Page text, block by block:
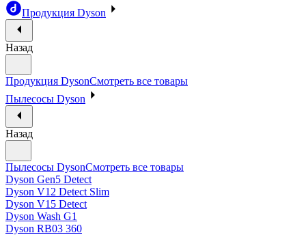
Продукция Dyson
Назад
Продукция DysonСмотреть все товары
Пылесосы Dyson
Назад
Пылесосы DysonСмотреть все товары
Dyson Gen5 Detect
Dyson V12 Detect Slim
Dyson V15 Detect
Dyson Wash G1
Dyson RB03 360